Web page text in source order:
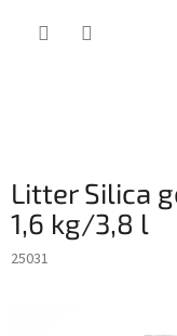
Litter Silica
1,6 kg/3,8 l
25031